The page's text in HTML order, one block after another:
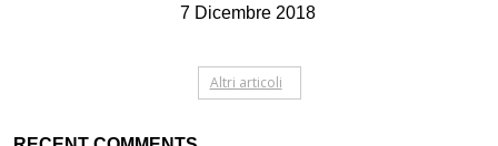
7 Dicembre 2018
Altri articoli